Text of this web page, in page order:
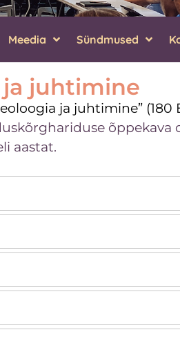
Meedia Sündmused
juhtimine
ja juhtimine”
aastat.